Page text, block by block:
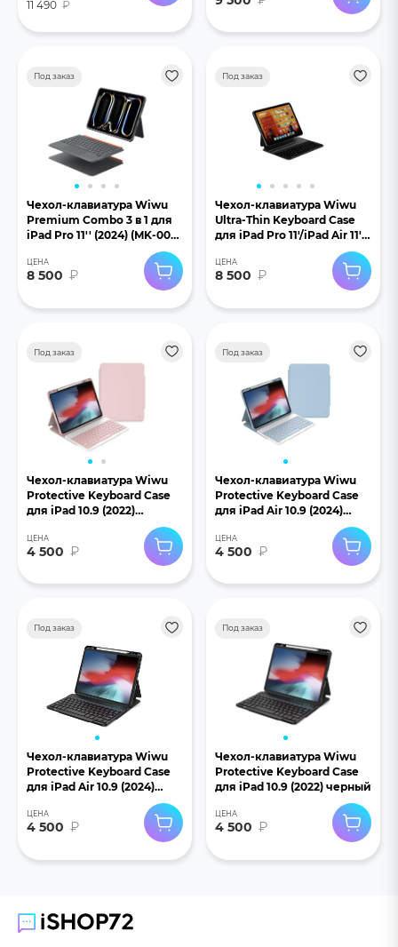
11 490 ₽
Под заказ
Чехол-клавиатура Wiwu
Premium Combo 3 в 1 для
iPad Pro 11'' (2024) (MK-005)
ЦЕНА
8 500 ₽
Под заказ
Чехол-клавиатура Wiwu
Ultra-Thin Keyboard Case
для iPad Pro 11'/iPad Air 11'
ЦЕНА
8 500 ₽
Под заказ
Чехол-клавиатура Wiwu
Protective Keyboard Case
для iPad 10.9 (2022)
ЦЕНА
4 500 ₽
Под заказ
Чехол-клавиатура Wiwu
Protective Keyboard Case
для iPad Air 10.9 (2024)
ЦЕНА
4 500 ₽
Под заказ
Чехол-клавиатура Wiwu
Protective Keyboard Case
для iPad Air 10.9 (2024)
ЦЕНА
4 500 ₽
Под заказ
Чехол-клавиатура Wiwu
Protective Keyboard Case
для iPad 10.9 (2022) черный
ЦЕНА
4 500 ₽